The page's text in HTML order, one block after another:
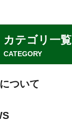
カテゴリ一覧
CATEGORY
ついて